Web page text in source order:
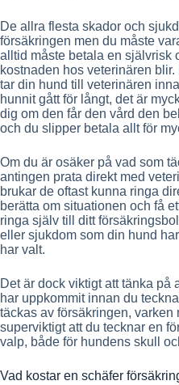
De allra flesta skador och
försäkringen men du måste
alltid måste betala en självrisk
kostnaden hos veterinären
tar din hund till veterinären
hunnit gått för långt, det är
dig om den får den vård den
och du slipper betala allt för
Om du är osäker på vad som
antingen prata direkt med
brukar de oftast kunna ringa
berätta om situationen och få
ringa själv till ditt
eller sjukdom som din hund
har valt.
Det är dock viktigt att tänka på
har uppkommit innan du
täckas av försäkringen, varken
superviktigt att du tecknar en
valp, både för hundens skull
Vad kostar en schäfer